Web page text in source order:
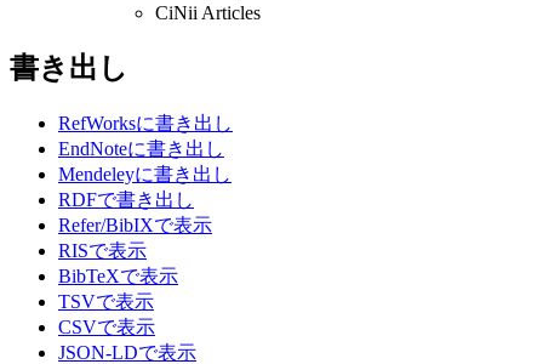
CiNii Articles
書き出し
RefWorksに書き出し
EndNoteに書き出し
Mendeleyに書き出し
RDFで書き出し
Refer/BibIXで表示
RISで表示
BibTeXで表示
TSVで表示
CSVで表示
JSON-LDで表示